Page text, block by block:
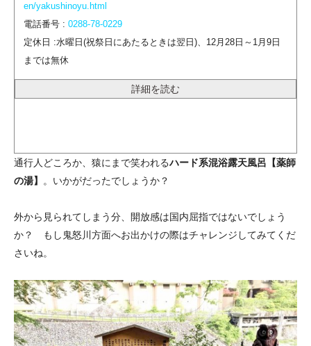
en/yakushinoyu.html
電話番号 : 0288-78-0229
定休日 :水曜日(祝祭日にあたるときは翌日)、12月28日～1月9日
までは無休
詳細を読む
通行人どころか、猿にまで笑われるハード系混浴露天風呂【薬師
の湯】
。いかがだったでしょうか？
外から見られてしまう分、開放感は国内屈指ではないでしょう
か？ もし鬼怒川方面へお出かけの際はチャレンジしてみてくだ
さいね。